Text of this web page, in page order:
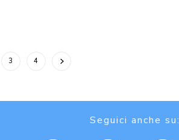
3 4
Seguici anche su: